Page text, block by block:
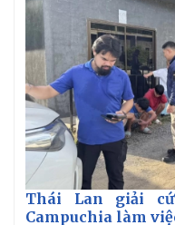
Thái Lan giải
Campuchia làm